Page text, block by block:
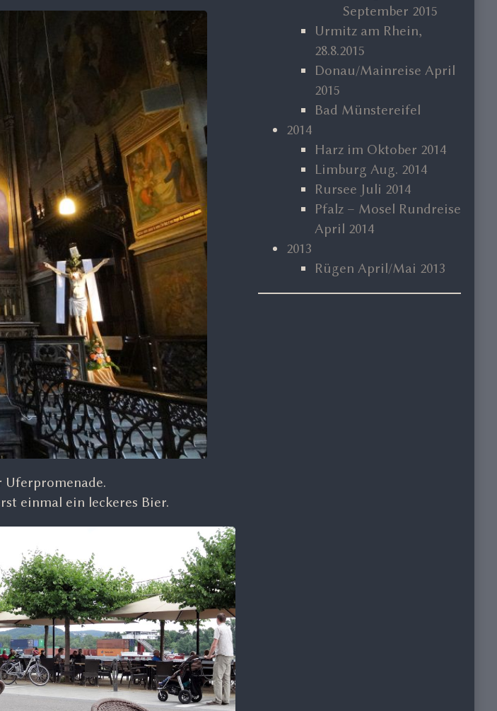
einmal ein leckeres Bier.
September 2015
Urmitz am Rhein,
28.8.2015
Donau/Mainreise April
2015
Bad Münstereifel
2014
Harz im Oktober 2014
Limburg Aug. 2014
Rursee Juli 2014
Pfalz – Mosel Rundreise
April 2014
2013
Rügen April/Mai 2013